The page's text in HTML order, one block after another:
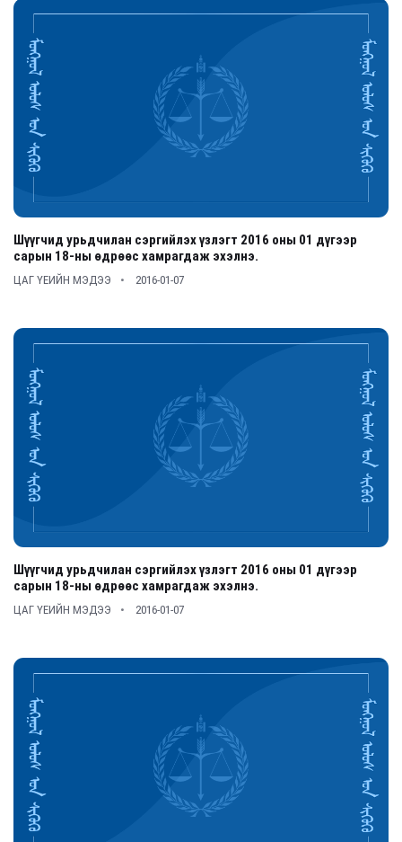
Шүүгчид урьдчилан сэргийлэх үзлэгт 2016 оны 01 дүгээр
сарын 18-ны өдрөөс хамрагдаж эхэлнэ.
ЦАГ ҮЕИЙН МЭДЭЭ 2016-01-07
Шүүгчид урьдчилан сэргийлэх үзлэгт 2016 оны 01 дүгээр
сарын 18-ны өдрөөс хамрагдаж эхэлнэ.
ЦАГ ҮЕИЙН МЭДЭЭ 2016-01-07